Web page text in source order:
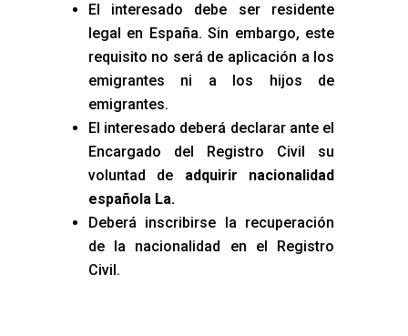
El interesado debe ser residente
legal en España. Sin embargo, este
requisito no será de aplicación a los
emigrantes ni a los hijos de
emigrantes.
El interesado deberá declarar ante el
Encargado del Registro Civil su
voluntad de adquirir nacionalidad
española La.
Deberá inscribirse la recuperación
de la nacionalidad en el Registro
Civil.